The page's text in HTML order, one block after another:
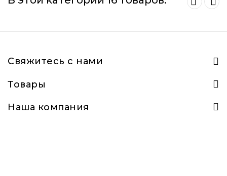
Свяжитесь с нами
Товары
Наша компания